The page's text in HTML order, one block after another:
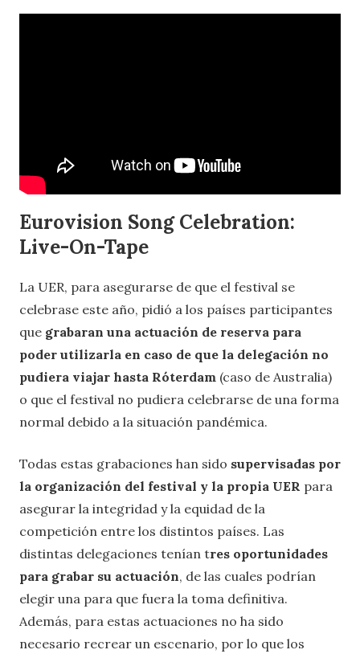
Eurovision Song Celebration:
Live-On-Tape
La UER, para asegurarse de que el festival se
celebrase este año, pidió a los países participantes
que grabaran una actuación de reserva para
poder utilizarla en caso de que la delegación no
pudiera viajar hasta Róterdam (caso de Australia)
o que el festival no pudiera celebrarse de una forma
normal debido a la situación pandémica.
Todas estas grabaciones han sido supervisadas por
la organización del festival y la propia UER para
asegurar la integridad y la equidad de la
competición entre los distintos países. Las
distintas delegaciones tenían tres oportunidades
para grabar su actuación, de las cuales podrían
elegir una para que fuera la toma definitiva.
Además, para estas actuaciones no ha sido
necesario recrear un escenario, por lo que los